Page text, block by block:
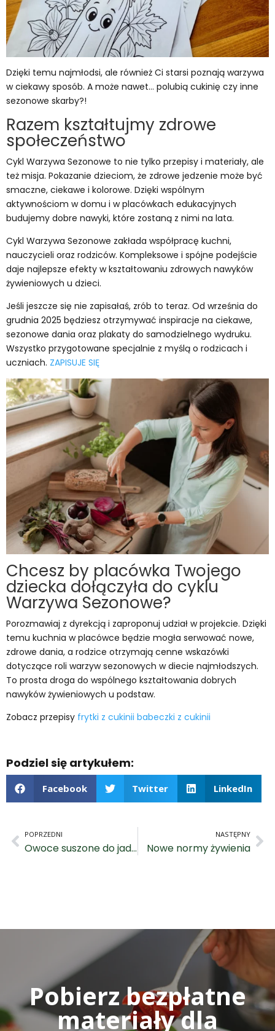
Dzięki temu najmłodsi, ale również Ci starsi poznają warzywa
w ciekawy sposób. A może nawet… polubią cukinię czy inne
sezonowe skarby?!
Razem kształtujmy zdrowe
społeczeństwo
Cykl Warzywa Sezonowe to nie tylko przepisy i materiały, ale
też misja. Pokazanie dzieciom, że zdrowe jedzenie może być
smaczne, ciekawe i kolorowe. Dzięki wspólnym
aktywnościom w domu i w placówkach edukacyjnych
budujemy dobre nawyki, które zostaną z nimi na lata.
Cykl Warzywa Sezonowe zakłada współpracę kuchni,
nauczycieli oraz rodziców. Kompleksowe i spójne podejście
daje najlepsze efekty w kształtowaniu zdrowych nawyków
żywieniowych u dzieci.
Jeśli jeszcze się nie zapisałaś, zrób to teraz. Od września do
grudnia 2025 będziesz otrzymywać inspiracje na ciekawe,
sezonowe dania oraz plakaty do samodzielnego wydruku.
Wszystko przygotowane specjalnie z myślą o rodzicach i
uczniach. ZAPISUJE SIĘ
Chcesz by placówka Twojego
dziecka dołączyła do cyklu
Warzywa Sezonowe?
Porozmawiaj z dyrekcją i zaproponuj udział w projekcie. Dzięki
temu kuchnia w placówce będzie mogła serwować nowe,
zdrowe dania, a rodzice otrzymają cenne wskazówki
dotyczące roli warzyw sezonowych w diecie najmłodszych.
To prosta droga do wspólnego kształtowania dobrych
nawyków żywieniowych u podstaw.
Zobacz przepisy frytki z cukinii babeczki z cukinii
Podziel się artykułem:
Facebook Twitter LinkedIn
POPRZEDNI
Owoce suszone do jadłospisu przedszkolnego?
NASTĘPNY
Nowe normy żywienia
Pobierz bezpłatne
materiały dla